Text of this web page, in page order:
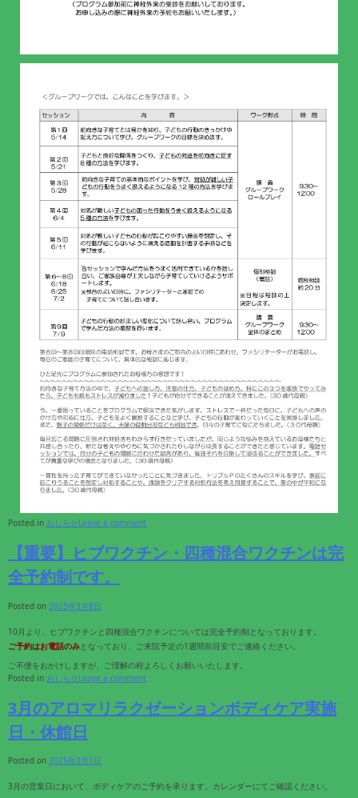
Posted in おしらせLeave a comment
【重要】ヒブワクチン・四種混合ワクチンは完
全予約制です。
Posted on 2025年3月8日
10月より、ヒブワクチンと四種混合ワクチンについては完全予約制となっております。
ご予約はお電話のみとなっており、ご来院予定の1週間前目安でご連絡ください。
ご不便をおかけしますが、ご理解の程よろしくお願いいたします。
Posted in おしらせLeave a comment
3月のアロマリラクゼーションボディケア実施
日・休館日
Posted on 2025年3月1日
3月の営業日において、ボディケアのご予約を承ります。カレンダーにてご確認ください。